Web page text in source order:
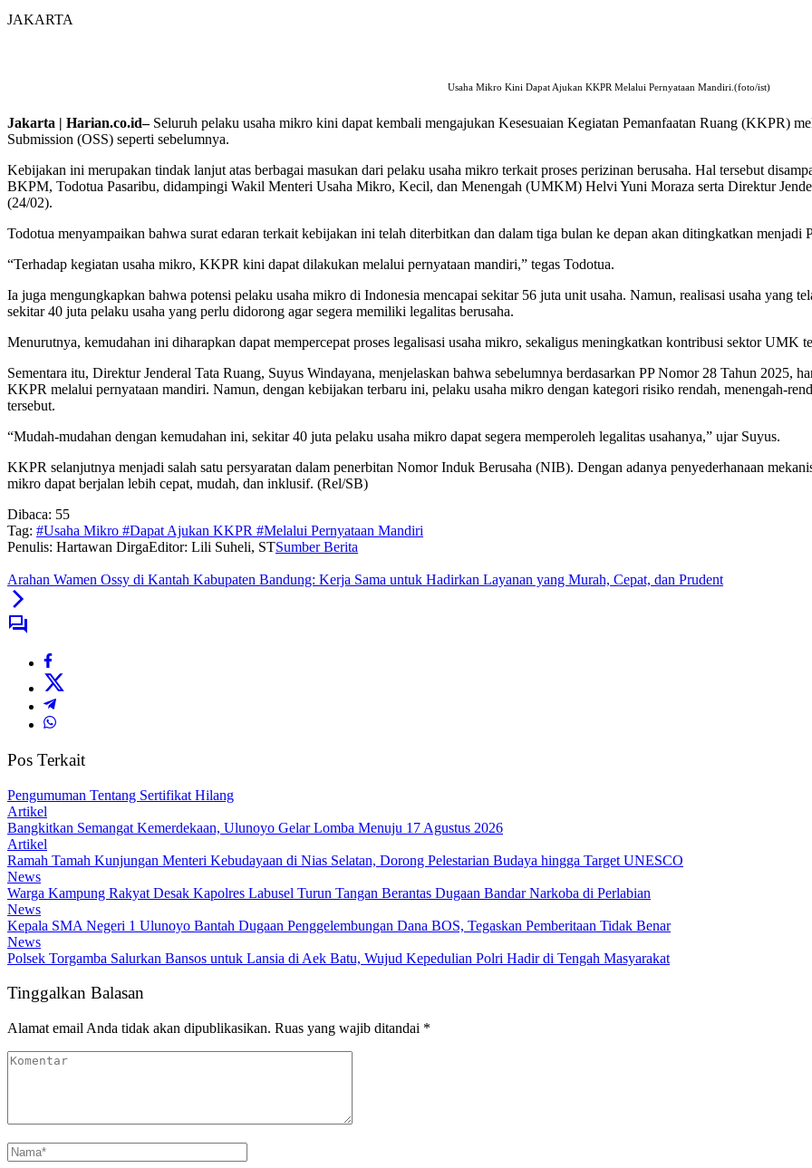
JAKARTA
Usaha Mikro Kini Dapat Ajukan KKPR Melalui Pernyataan Mandiri.(foto/ist)
Jakarta | Harian.co.id–Seluruh pelaku usaha mikro kini dapat kembali mengajukan Kesesuaian Kegiatan Pemanfaatan Ruang (KKPR)
Submission (OSS) seperti sebelumnya.
Kebijakan ini merupakan tindak lanjut atas berbagai masukan dari pelaku usaha mikro terkait proses perizinan berusaha. Hal tersebut
BKPM, Todotua Pasaribu, didampingi Wakil Menteri Usaha Mikro, Kecil, dan Menengah (UMKM) Helvi Yuni Moraza serta Direktur
(24/02).
Todotua menyampaikan bahwa surat edaran terkait kebijakan ini telah diterbitkan dan dalam tiga bulan ke depan akan ditingkatkan menjadi
“Terhadap kegiatan usaha mikro, KKPR kini dapat dilakukan melalui pernyataan mandiri,” tegas Todotua.
Ia juga mengungkapkan bahwa potensi pelaku usaha mikro di Indonesia mencapai sekitar 56 juta unit usaha. Namun, realisasi usaha yang
sekitar 40 juta pelaku usaha yang perlu didorong agar segera memiliki legalitas berusaha.
Menurutnya, kemudahan ini diharapkan dapat mempercepat proses legalisasi usaha mikro, sekaligus meningkatkan kontribusi sektor UMK
Sementara itu, Direktur Jenderal Tata Ruang, Suyus Windayana, menjelaskan bahwa sebelumnya berdasarkan PP Nomor 28 Tahun 2025,
KKPR melalui pernyataan mandiri. Namun, dengan kebijakan terbaru ini, pelaku usaha mikro dengan kategori risiko rendah, menengah-
tersebut.
“Mudah-mudahan dengan kemudahan ini, sekitar 40 juta pelaku usaha mikro dapat segera memperoleh legalitas usahanya,” ujar Suyus.
KKPR selanjutnya menjadi salah satu persyaratan dalam penerbitan Nomor Induk Berusaha (NIB). Dengan adanya penyederhanaan
mikro dapat berjalan lebih cepat, mudah, dan inklusif. (Rel/SB)
Dibaca: 55
Tag: #Usaha Mikro #Dapat Ajukan KKPR #Melalui Pernyataan Mandiri
Penulis: Hartawan DirgaEditor: Lili Suheli, STSumber Berita
Arahan Wamen Ossy di Kantah Kabupaten Bandung: Kerja Sama untuk Hadirkan Layanan yang Murah, Cepat, dan Prudent
Pos Terkait
Pengumuman Tentang Sertifikat Hilang
Artikel
Bangkitkan Semangat Kemerdekaan, Ulunoyo Gelar Lomba Menuju 17 Agustus 2026
Artikel
Ramah Tamah Kunjungan Menteri Kebudayaan di Nias Selatan, Dorong Pelestarian Budaya hingga Target UNESCO
News
Warga Kampung Rakyat Desak Kapolres Labusel Turun Tangan Berantas Dugaan Bandar Narkoba di Perlabian
News
Kepala SMA Negeri 1 Ulunoyo Bantah Dugaan Penggelembungan Dana BOS, Tegaskan Pemberitaan Tidak Benar
News
Polsek Torgamba Salurkan Bansos untuk Lansia di Aek Batu, Wujud Kepedulian Polri Hadir di Tengah Masyarakat
Tinggalkan Balasan
Alamat email Anda tidak akan dipublikasikan. Ruas yang wajib ditandai *